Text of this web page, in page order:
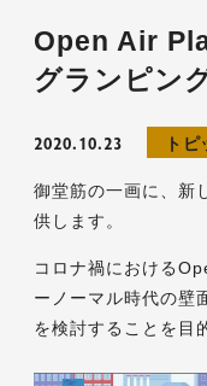
Open Air
グランピン
2020.10.23 ト
御堂筋の一画に、新
供します。
コロナ禍における
ーノーマル時代の壁
を検討することを目